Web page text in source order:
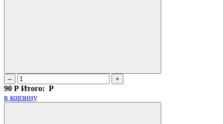
– +
90 Р Итого: Р
в корзину